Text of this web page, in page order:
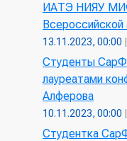
ИАТЭ НИЯУ
13.11.2023, 00:00
Студенты
лауреатами
Алферова
10.11.2023, 00:00
Студентка